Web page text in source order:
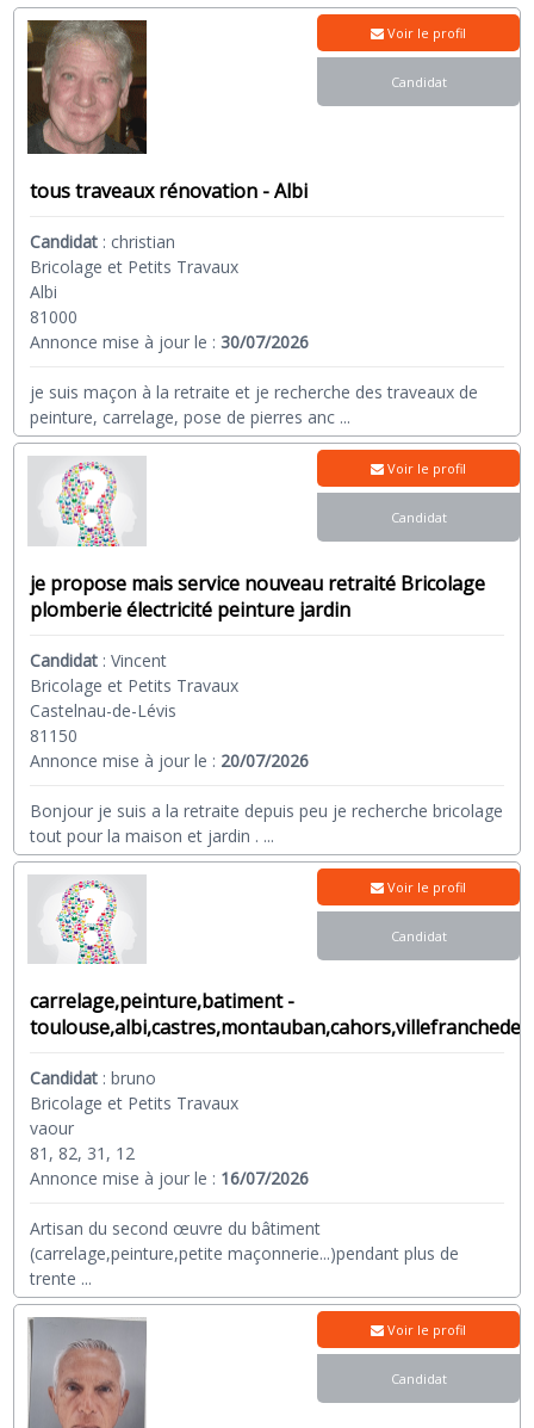
tous traveaux rénovation - Albi
Candidat : christian
Bricolage et Petits Travaux
Albi
81000
Annonce mise à jour le :30/07/2026
je suis maçon à la retraite et je recherche des traveaux de
peinture, carrelage, pose de pierres anc ...
Voir le profil
Candidat
je propose mais service nouveau retraité Bricolage
plomberie électricité peinture jardin
Candidat :Vincent
Bricolage et Petits Travaux
Castelnau-de-Lévis
81150
Annonce mise à jour le : 20/07/2026
Bonjour je suis a la retraite depuis peu je recherche bricolage
tout pour la maison et jardin . ...
Voir le profil
Candidat
carrelage,peinture,batiment -
Candidat :bruno
Bricolage et Petits Travaux
vaour
81, 82, 31, 12
Annonce mise à jour le : 16/07/2026
Artisan du second œuvre du bâtiment
(carrelage,peinture,petite maçonnerie...)pendant plus de
trente ...
Voir le profil
Candidat
Voir le profil
Candidat